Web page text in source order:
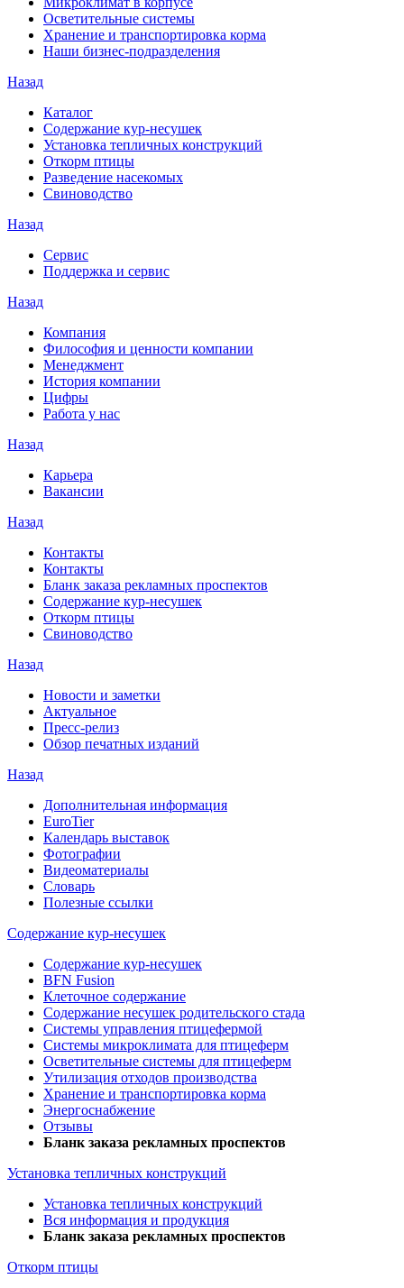
Осветительные системы
Хранение и транспортировка корма
Наши бизнес-подразделения
Назад
Каталог
Содержание кур-несушек
Установка тепличных конструкций
Откорм птицы
Разведение насекомых
Свиноводство
Назад
Сервис
Поддержка и сервис
Назад
Компания
Философия и ценности компании
Менеджмент
История компании
Цифры
Работа у нас
Назад
Карьера
Вакансии
Назад
Контакты
Контакты
Бланк заказа рекламных проспектов
Содержание кур-несушек
Откорм птицы
Свиноводство
Назад
Новости и заметки
Актуальное
Пресс-релиз
Обзор печатных изданий
Назад
Дополнительная информация
EuroTier
Календарь выставок
Фотографии
Видеоматериалы
Словарь
Полезные ссылки
Содержание кур-несушек
Содержание кур-несушек
BFN Fusion
Клеточное содержание
Содержание несушек родительского стада
Системы управления птицефермой
Системы микроклимата для птицеферм
Осветительные системы для птицеферм
Утилизация отходов производства
Хранение и транспортировка корма
Энергоснабжение
Отзывы
Бланк заказа рекламных проспектов
Установка тепличных конструкций
Установка тепличных конструкций
Вся информация и продукция
Бланк заказа рекламных проспектов
Откорм птицы